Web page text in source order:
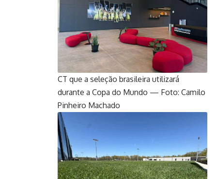
CT que a seleção brasileira utilizará
durante a Copa do Mundo — Foto: Camilo
Pinheiro Machado